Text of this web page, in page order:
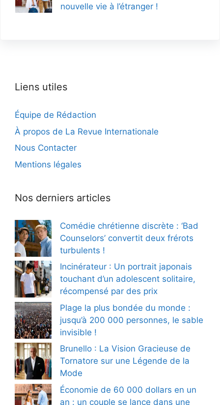
nouvelle vie à l’étranger !
Liens utiles
Équipe de Rédaction
À propos de La Revue Internationale
Nous Contacter
Mentions légales
Nos derniers articles
Comédie chrétienne discrète : ‘Bad
Counselors’ convertit deux frérots
turbulents !
Incinérateur : Un portrait japonais
touchant d’un adolescent solitaire,
récompensé par des prix
Plage la plus bondée du monde :
jusqu’à 200 000 personnes, le sable
invisible !
Brunello : La Vision Gracieuse de
Tornatore sur une Légende de la
Mode
Économie de 60 000 dollars en un
an : un couple se lance dans une